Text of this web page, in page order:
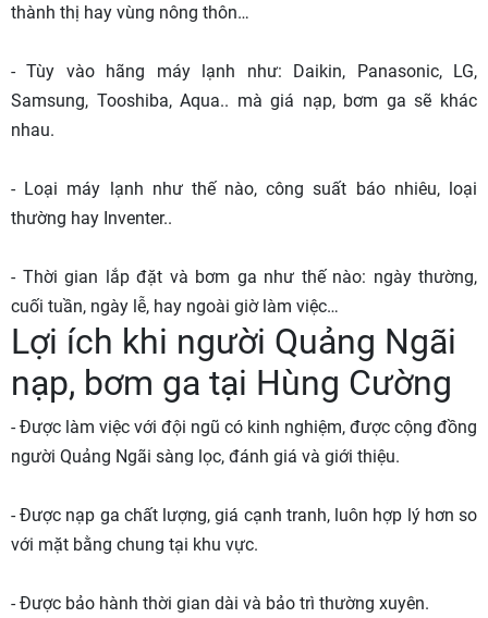
thành thị hay vùng nông thôn…
- Tùy vào hãng máy lạnh như: Daikin, Panasonic, LG,
Samsung, Tooshiba, Aqua.. mà giá nạp, bơm ga sẽ khác
nhau.
- Loại máy lạnh như thế nào, công suất báo nhiêu, loại
thường hay Inventer..
- Thời gian lắp đặt và bơm ga như thế nào: ngày thường,
cuối tuần, ngày lễ, hay ngoài giờ làm việc…
Lợi ích khi người Quảng Ngãi
nạp, bơm ga tại Hùng Cường
- Được làm việc với đội ngũ có kinh nghiệm, được cộng đồng
người Quảng Ngãi sàng lọc, đánh giá và giới thiệu.
- Được nạp ga chất lượng, giá cạnh tranh, luôn hợp lý hơn so
với mặt bằng chung tại khu vực.
- Được bảo hành thời gian dài và bảo trì thường xuyên.